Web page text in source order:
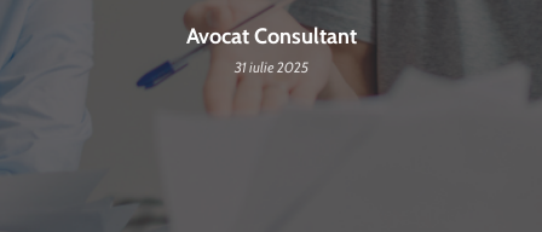
Avocat Consultant
31 iulie 2025